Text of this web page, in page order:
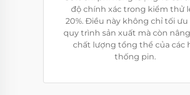
độ chính xác trong kiểm thử
20%. Điều này không chỉ tối ưu
quy trình sản xuất mà còn
chất lượng tổng thể của các
thống pin.